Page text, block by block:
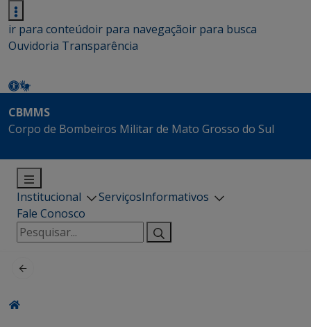
ir para conteúdoir para navegaçãoir para busca
Ouvidoria Transparência
CBMMS
Corpo de Bombeiros Militar de Mato Grosso do Sul
Institucional ServiçosInformativos
Fale Conosco
Pesquisar
por: